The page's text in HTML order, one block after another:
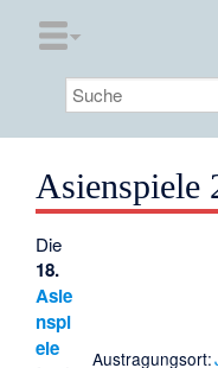
Asienspiele
Austragungsort:
Die
18.
Asie
nspi
ele